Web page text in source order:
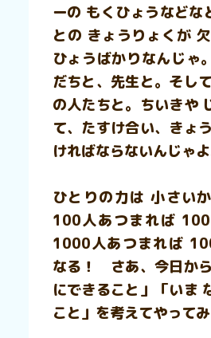
ーの もくひょうなど
との きょうりょくが
ひょうばかりなんじゃ
だちと、先生と。そし
の人たちと。ちいきや
て、たすけ合い、きょ
ければならないんじゃよ
ひとりの力は 小さい
100人あつまれば 100
1000人あつまれば
なる！ さあ、今日か
にできること」「いま
こと」を考えてやって